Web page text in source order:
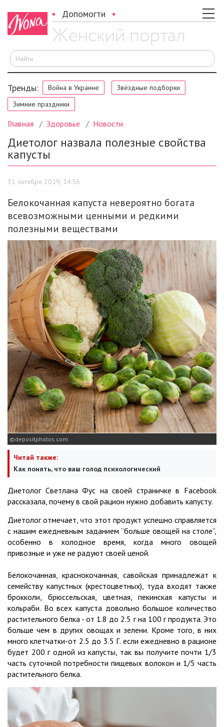
Допомогти
Тренды: Война в Украине
Звёздные подборки
Зимние праздники
Главная Здоровье Новости
Диетолог назвала полезные свойства
капусты
31 октября 2019, 14:56
Белокочанная капуста невероятно богата
всевозможными ценными и редкими
полезными веществами
depositphotos.com
Читай также:
Как понять, что ваш голод психологический
Диетолог Светлана Фус на своей страничке в Facebook
рассказала, почему в свой рацион нужно добавить капусту.
Диетолог отмечает, что этот продукт успешно справляется
с нашим ежедневным заданием “больше овощей на столе“,
особенно в холодное время, когда много овощей
привозные и уже не радуют своей ценой.
Белокочанная, краснокочанная, савойская принадлежат к
семейству капустных (крестоцветных), туда входят также
брокколи, брюссельская, цветная, пекинская капусты и
кольраби. Во всех капуста довольно большое количество
растительного белка - от 1.8 до 2.5 г на 100 г продукта. Это
больше чем в других овощах и зелени. Кроме того, в них
много клетчатки-от 2.5 до 3.5 Г. если ежедневно в рационе
будет 200 г одной из капусты, так вы получите почти 1/3
часть суточной потребности пищевых волокон и 1/5 часть
растительного белка.